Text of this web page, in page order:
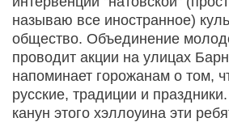
называю все иностранное)
общество. Объединение
проводит акции на улицах
напоминает горожанам о том,
русские, традиции и
канун этого хэллоуина эти